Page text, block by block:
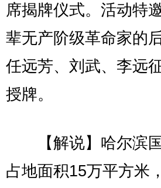
席揭牌仪式。活动特
辈无产阶级革命家的
任远芳、刘武、李远
授牌。
【解说】哈尔滨国
占地面积15万平方米